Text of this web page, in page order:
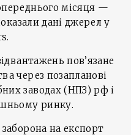
місяця —
дані джерел у
пов’язане
через позапланові
заводах (НПЗ) рф і
ринку.
на експорт